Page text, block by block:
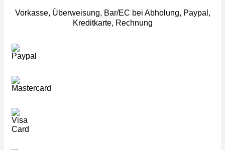
Vorkasse, Überweisung, Bar/EC bei Abholung, Paypal,
Kreditkarte, Rechnung